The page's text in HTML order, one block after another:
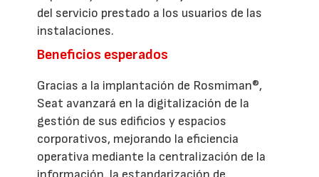
del servicio prestado a los usuarios de las
instalaciones.
Beneficios esperados
Gracias a la implantación de Rosmiman®,
Seat avanzará en la digitalización de la
gestión de sus edificios y espacios
corporativos, mejorando la eficiencia
operativa mediante la centralización de la